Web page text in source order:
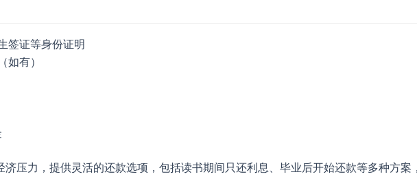
签证等身份证明
有）
压力，提供灵活的还款选项，包括读书期间只还利息、毕业后开始还款等多种方